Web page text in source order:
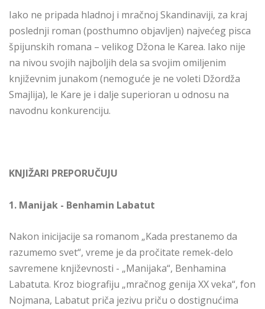
Iako ne pripada hladnoj i mračnoj Skandinaviji, za kraj
poslednji roman (posthumno objavljen) najvećeg pisca
špijunskih romana – velikog Džona le Karea. Iako nije
na nivou svojih najboljih dela sa svojim omiljenim
književnim junakom (nemoguće je ne voleti Džordža
Smajlija), le Kare je i dalje superioran u odnosu na
navodnu konkurenciju.
KNJIŽARI PREPORUČUJU
1. Manijak - Benhamin Labatut
Nakon inicijacije sa romanom „Kada prestanemo da
razumemo svet“, vreme je da pročitate remek-delo
savremene književnosti - „Manijaka“, Benhamina
Labatuta. Kroz biografiju „mračnog genija XX veka“, fon
Nojmana, Labatut priča jezivu priču o dostignućima